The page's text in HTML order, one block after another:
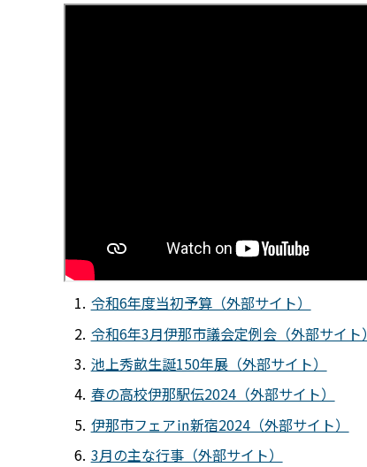
令和6年度当初予算（外部サイト）
令和6年3月伊那市議会定例会（外部サイト）
池上秀畝生誕150年展（外部サイト）
春の高校伊那駅伝2024（外部サイト）
伊那市フェア㏌新宿2024（外部サイト）
3月の主な行事（外部サイト）